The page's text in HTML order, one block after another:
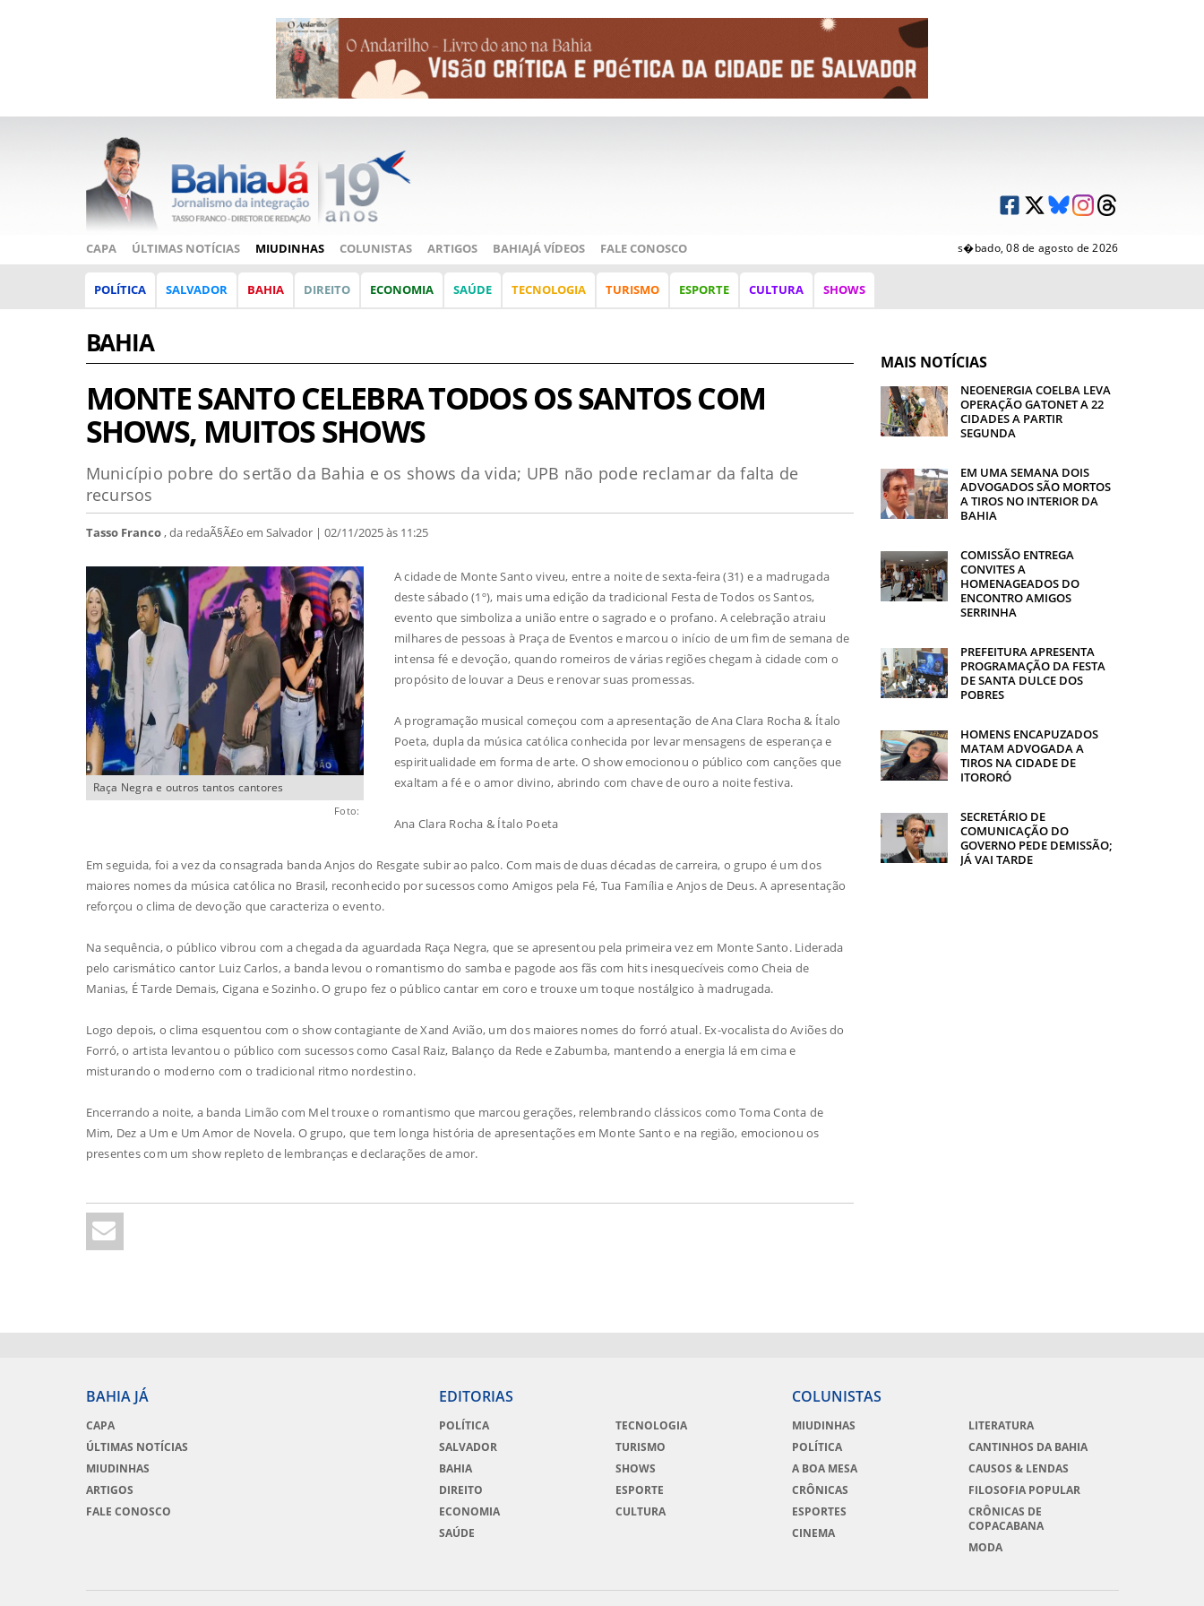
CAPA ÚLTIMAS NOTÍCIAS MIUDINHAS COLUNISTAS ARTIGOS BAHIAJÁ VÍDEOS FALE CONOSCO s�bado, 08 de agosto de 2026
POLÍTICA SALVADOR BAHIA DIREITO ECONOMIA SAÚDE TECNOLOGIA TURISMO ESPORTE CULTURA SHOWS
BAHIA
MONTE SANTO CELEBRA TODOS OS SANTOS COM
SHOWS, MUITOS SHOWS
Município pobre do sertão da Bahia e os shows da vida; UPB não pode reclamar da falta de
recursos
Tasso Franco, da redaÃ§Ã£o em Salvador | 02/11/2025 às 11:25
Raça Negra e outros tantos cantores
Foto:
A cidade de Monte Santo viveu, entre a noite de sexta-feira (31) e a madrugada
deste sábado (1º), mais uma edição da tradicional Festa de Todos os Santos,
evento que simboliza a união entre o sagrado e o profano. A celebração atraiu
milhares de pessoas à Praça de Eventos e marcou o início de um fim de semana de
intensa fé e devoção, quando romeiros de várias regiões chegam à cidade com o
propósito de louvar a Deus e renovar suas promessas.
A programação musical começou com a apresentação de Ana Clara Rocha & Ítalo
Poeta, dupla da música católica conhecida por levar mensagens de esperança e
espiritualidade em forma de arte. O show emocionou o público com canções que
exaltam a fé e o amor divino, abrindo com chave de ouro a noite festiva.
Ana Clara Rocha & Ítalo Poeta
Em seguida, foi a vez da consagrada banda Anjos do Resgate subir ao palco. Com mais de duas décadas de carreira, o grupo é um dos
maiores nomes da música católica no Brasil, reconhecido por sucessos como Amigos pela Fé, Tua Família e Anjos de Deus. A apresentação
reforçou o clima de devoção que caracteriza o evento.
Na sequência, o público vibrou com a chegada da aguardada Raça Negra, que se apresentou pela primeira vez em Monte Santo. Liderada
pelo carismático cantor Luiz Carlos, a banda levou o romantismo do samba e pagode aos fãs com hits inesquecíveis como Cheia de
Manias, É Tarde Demais, Cigana e Sozinho. O grupo fez o público cantar em coro e trouxe um toque nostálgico à madrugada.
Logo depois, o clima esquentou com o show contagiante de Xand Avião, um dos maiores nomes do forró atual. Ex-vocalista do Aviões do
Forró, o artista levantou o público com sucessos como Casal Raiz, Balanço da Rede e Zabumba, mantendo a energia lá em cima e
misturando o moderno com o tradicional ritmo nordestino.
Encerrando a noite, a banda Limão com Mel trouxe o romantismo que marcou gerações, relembrando clássicos como Toma Conta de
Mim, Dez a Um e Um Amor de Novela. O grupo, que tem longa história de apresentações em Monte Santo e na região, emocionou os
presentes com um show repleto de lembranças e declarações de amor.
MAIS NOTÍCIAS
NEOENERGIA COELBA LEVA
OPERAÇÃO GATONET A 22
CIDADES A PARTIR
SEGUNDA
EM UMA SEMANA DOIS
ADVOGADOS SÃO MORTOS
A TIROS NO INTERIOR DA
BAHIA
COMISSÃO ENTREGA
CONVITES A
HOMENAGEADOS DO
ENCONTRO AMIGOS
SERRINHA
PREFEITURA APRESENTA
PROGRAMAÇÃO DA FESTA
DE SANTA DULCE DOS
POBRES
HOMENS ENCAPUZADOS
MATAM ADVOGADA A
TIROS NA CIDADE DE
ITORORÓ
SECRETÁRIO DE
COMUNICAÇÃO DO
GOVERNO PEDE DEMISSÃO;
JÁ VAI TARDE
BAHIA JÁ
CAPA
ÚLTIMAS NOTÍCIAS
MIUDINHAS
ARTIGOS
FALE CONOSCO
EDITORIAS
POLÍTICA
SALVADOR
BAHIA
DIREITO
ECONOMIA
SAÚDE
TECNOLOGIA
TURISMO
SHOWS
ESPORTE
CULTURA
COLUNISTAS
MIUDINHAS
POLÍTICA
A BOA MESA
CRÔNICAS
ESPORTES
CINEMA
LITERATURA
CANTINHOS DA BAHIA
CAUSOS & LENDAS
FILOSOFIA POPULAR
CRÔNICAS DE
COPACABANA
MODA